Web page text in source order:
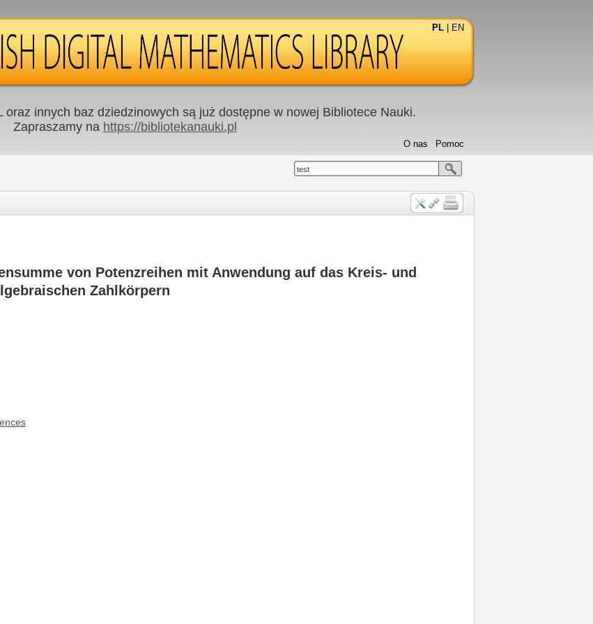
PL EN
oraz innych baz dziedzinowych są już dostępne w nowej Bibliotece Nauki.
Zapraszamy na https://bibliotekanauki.pl
Pomoc
O nas
test
von Potenzreihen mit Anwendung auf das Kreis- und
Zahlkörpern